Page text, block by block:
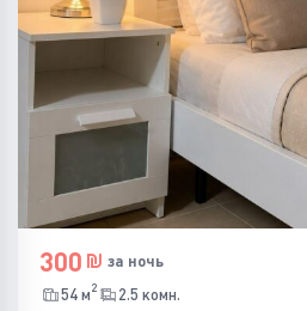
300
за ночь
54 м2 2.5 комн.